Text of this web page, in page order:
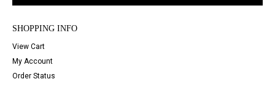
SHOPPING INFO
View Cart
My Account
Order Status